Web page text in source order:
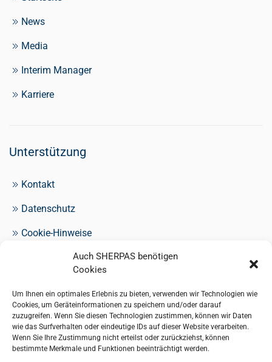
Auch SHERPAS benötigen
Cookies
Um Ihnen ein optimales Erlebnis zu bieten, verwenden wir Technologien wie
Cookies, um Geräteinformationen zu speichern und/oder darauf
zuzugreifen. Wenn Sie diesen Technologien zustimmen, können wir Daten
wie das Surfverhalten oder eindeutige IDs auf dieser Website verarbeiten.
Wenn Sie Ihre Zustimmung nicht erteilst oder zurückziehst, können
bestimmte Merkmale und Funktionen beeinträchtigt werden.
News
Media
Interim Manager
Karriere
Unterstützung
Kontakt
Datenschutz
Cookie-Hinweise
Standorte
Hamburg (Zentrale)